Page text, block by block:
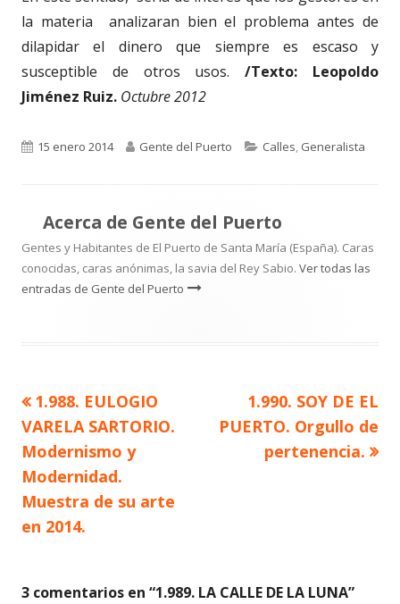
la materia analizaran bien el problema antes de
dilapidar el dinero que siempre es escaso y
susceptible de otros usos./Texto: Leopoldo
Jiménez Ruiz. Octubre 2012
Publicado
15 enero 2014 Autor
Gente del Puerto Categorías
Calles, Generalista
Acerca de Gente del Puerto
Gentes y Habitantes de El Puerto de Santa María (España). Caras
conocidas, caras anónimas, la savia del Rey Sabio. Ver todas las
entradas de Gente del Puerto
Navegación
de
entradas
Artículo
anterior
1.988. EULOGIO
VARELA SARTORIO.
Modernismo y
Modernidad.
Muestra de su arte
en 2014.
Artículo
siguiente
1.990. SOY DE EL
PUERTO. Orgullo de
pertenencia.
3 comentarios en “1.989. LA CALLE DE LA LUNA”